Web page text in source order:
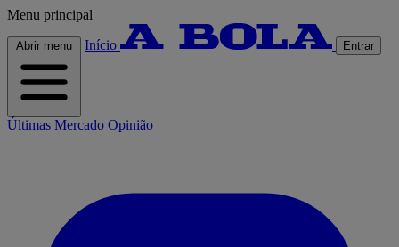
Menu principal
Abrir menu Início Entrar
Últimas Mercado Opinião